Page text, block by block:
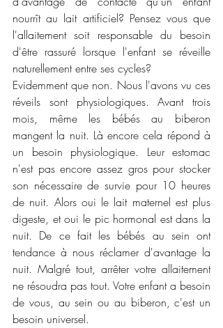
nourrît au lait artificiel? Pensez vous que
l'allaitement soit responsable du besoin
d'être rassuré lorsque l'enfant se réveille
naturellement entre ses cycles?
Evidemment que non. Nous l'avons vu ces
réveils sont physiologiques. Avant trois
mois, même les bébés au biberon
mangent la nuit. Là encore cela répond à
un besoin physiologique. Leur estomac
n'est pas encore assez gros pour stocker
son nécessaire de survie pour 10 heures
de nuit. Alors oui le lait maternel est plus
digeste, et oui le pic hormonal est dans la
nuit. De ce fait les bébés au sein ont
tendance à nous réclamer d'avantage la
nuit. Malgré tout, arrêter votre allaitement
ne résoudra pas tout. Votre enfant a besoin
de vous, au sein ou au biberon, c'est un
besoin universel.